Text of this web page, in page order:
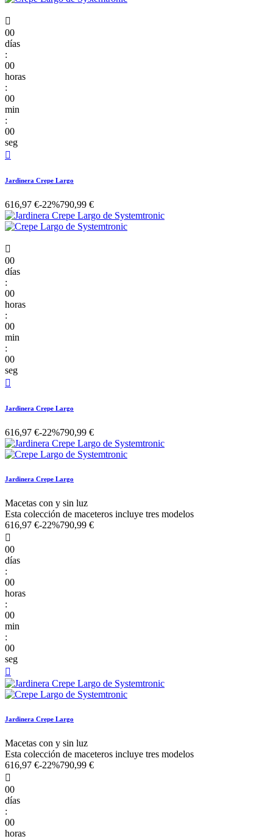

00
días
:
00
horas
:
00
min
:
00
seg

Jardinera Crepe Largo
616,97 €-22%790,99 €

00
días
:
00
horas
:
00
min
:
00
seg

Jardinera Crepe Largo
616,97 €-22%790,99 €
Jardinera Crepe Largo
Macetas con y sin luz
Esta colección de maceteros incluye tres modelos
616,97 €-22%790,99 €

00
días
:
00
horas
:
00
min
:
00
seg

Jardinera Crepe Largo
Macetas con y sin luz
Esta colección de maceteros incluye tres modelos
616,97 €-22%790,99 €

00
días
:
00
horas